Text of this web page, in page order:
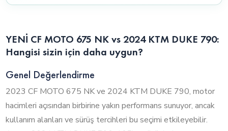
YENİ CF MOTO 675 NK vs 2024 KTM DUKE 790:
Hangisi sizin için daha uygun?
Genel Değerlendirme
2023 CF MOTO 675 NK ve 2024 KTM DUKE 790, motor
hacimleri açısından birbirine yakın performans sunuyor, ancak
kullanım alanları ve sürüş tercihleri bu seçimi etkileyebilir.